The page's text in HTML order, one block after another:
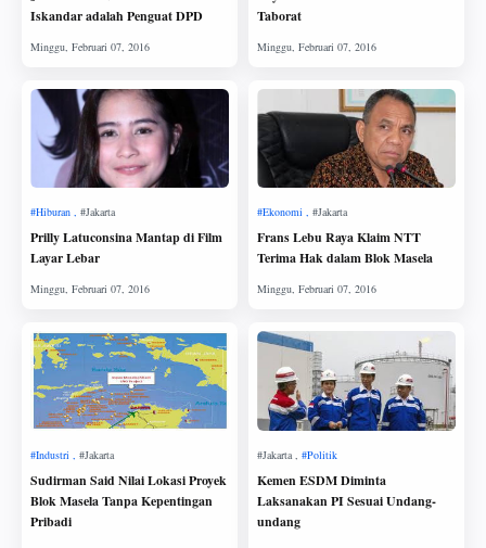
Iskandar adalah Penguat DPD
Taborat
Prilly Latuconsina Mantap di Film
Layar Lebar
Frans Lebu Raya Klaim NTT
Terima Hak dalam Blok Masela
Sudirman Said Nilai Lokasi Proyek
Blok Masela Tanpa Kepentingan
Pribadi
Kemen ESDM Diminta
Laksanakan PI Sesuai Undang-
undang